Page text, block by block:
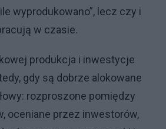
wyprodukowano”, lecz czy i
w czasie.
produkcja i inwestycje
gdy są dobrze alokowane
rozproszone pomiędzy
oceniane przez inwestorów,